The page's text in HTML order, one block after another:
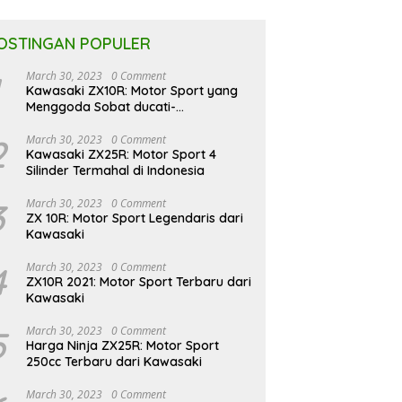
POPULER
March 30, 2023 0 Comment
Kawasaki ZX10R: Motor Sport yang
Menggoda Sobat ducati-
March 30, 2023 0 Comment
Kawasaki ZX25R: Motor Sport 4
Silinder Termahal di Indonesia
March 30, 2023 0 Comment
ZX 10R: Motor Sport Legendaris dari
Kawasaki
March 30, 2023 0 Comment
ZX10R 2021: Motor Sport Terbaru dari
Kawasaki
March 30, 2023 0 Comment
Harga Ninja ZX25R: Motor Sport
250cc Terbaru dari Kawasaki
March 30, 2023 0 Comment